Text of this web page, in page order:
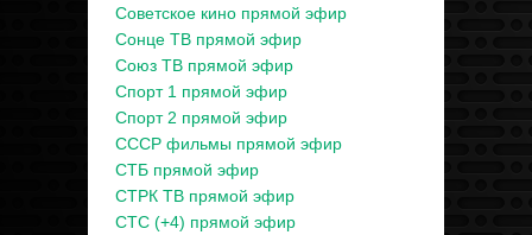
Советское кино прямой эфир
Сонце ТВ прямой эфир
Союз ТВ прямой эфир
Спорт 1 прямой эфир
Спорт 2 прямой эфир
СССР фильмы прямой эфир
СТБ прямой эфир
СТРК ТВ прямой эфир
СТС (+4) прямой эфир